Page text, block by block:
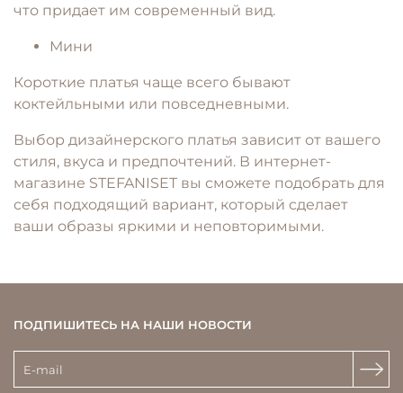
что придает им современный вид.
Мини
Короткие платья чаще всего бывают
коктейльными или повседневными.
Выбор дизайнерского платья зависит от вашего
стиля, вкуса и предпочтений. В интернет-
магазине STEFANISET вы сможете подобрать для
себя подходящий вариант, который сделает
ваши образы яркими и неповторимыми.
ПОДПИШИТЕСЬ НА НАШИ НОВОСТИ